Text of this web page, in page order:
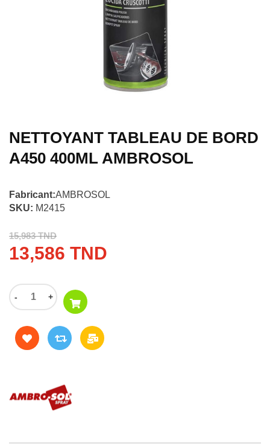
NETTOYANT TABLEAU DE BORD
A450 400ML AMBROSOL
Fabricant:AMBROSOL
SKU: M2415
15,983 TND
13,586 TND
- +